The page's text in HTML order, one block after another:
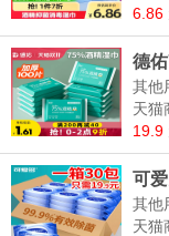
6.86
德
其他
天猫
19.9
可
其他
天猫